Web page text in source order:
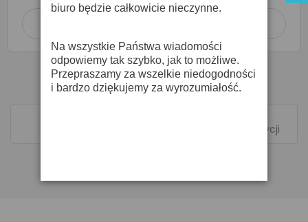
Pokazano 1-2 z 2 pozycji
biuro będzie całkowicie nieczynne.
Na wszystkie Państwa wiadomości
odpowiemy tak szybko, jak to możliwe.
Przepraszamy za wszelkie niedogodności
i bardzo dziękujemy za wyrozumiałość.